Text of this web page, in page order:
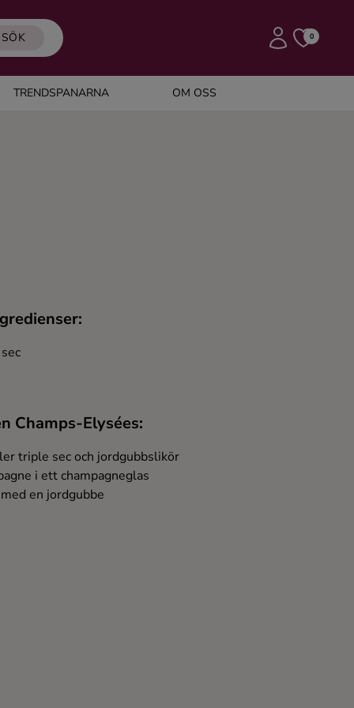
SÖK 0
TRENDSPANARNA OM OSS
Champs-Elysées:
triple sec och jordgubbslikör
i ett champagneglas
en jordgubbe